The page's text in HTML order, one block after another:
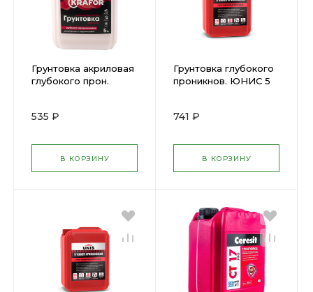
Грунтовка акриловая
глубокого прон.
535 ₽
В КОРЗИНУ
Грунтовка глубокого
проникнов. ЮНИС 5
741 ₽
В КОРЗИНУ